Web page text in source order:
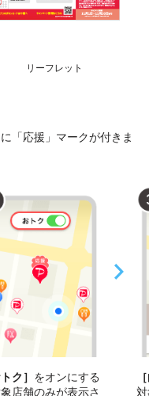
リーフレット
「応援」マークが付きま
ク］ をオンにする
店舗のみが表示さ